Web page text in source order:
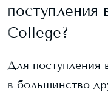
поступления
College?
Для поступления
в большинство